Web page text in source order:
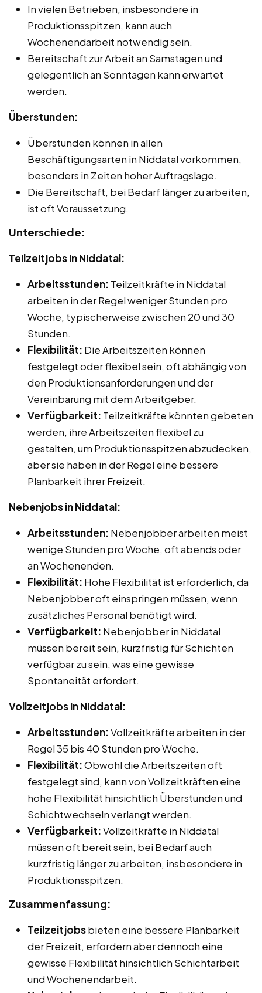
In vielen Betrieben, insbesondere in
Produktionsspitzen, kann auch
Wochenendarbeit notwendig sein.
Bereitschaft zur Arbeit an Samstagen und
gelegentlich an Sonntagen kann erwartet
werden.
Überstunden:
Überstunden können in allen
Beschäftigungsarten in Niddatal vorkommen,
besonders in Zeiten hoher Auftragslage.
Die Bereitschaft, bei Bedarf länger zu arbeiten,
ist oft Voraussetzung.
Unterschiede:
Teilzeitjobs in Niddatal:
Arbeitsstunden: Teilzeitkräfte in Niddatal
arbeiten in der Regel weniger Stunden pro
Woche, typischerweise zwischen 20 und 30
Stunden.
Flexibilität: Die Arbeitszeiten können
festgelegt oder flexibel sein, oft abhängig von
den Produktionsanforderungen und der
Vereinbarung mit dem Arbeitgeber.
Verfügbarkeit: Teilzeitkräfte könnten gebeten
werden, ihre Arbeitszeiten flexibel zu
gestalten, um Produktionsspitzen abzudecken,
aber sie haben in der Regel eine bessere
Planbarkeit ihrer Freizeit.
Nebenjobs in Niddatal:
Arbeitsstunden: Nebenjobber arbeiten meist
wenige Stunden pro Woche, oft abends oder
an Wochenenden.
Flexibilität: Hohe Flexibilität ist erforderlich, da
Nebenjobber oft einspringen müssen, wenn
zusätzliches Personal benötigt wird.
Verfügbarkeit: Nebenjobber in Niddatal
müssen bereit sein, kurzfristig für Schichten
verfügbar zu sein, was eine gewisse
Spontaneität erfordert.
Vollzeitjobs in Niddatal:
Arbeitsstunden:Vollzeitkräfte arbeiten in der
Regel 35 bis 40 Stunden pro Woche.
Flexibilität:Obwohl die Arbeitszeiten oft
festgelegt sind, kann von Vollzeitkräften eine
hohe Flexibilität hinsichtlich Überstunden und
Schichtwechseln verlangt werden.
Verfügbarkeit:Vollzeitkräfte in Niddatal
müssen oft bereit sein, bei Bedarf auch
kurzfristig länger zu arbeiten, insbesondere in
Produktionsspitzen.
Zusammenfassung:
Teilzeitjobsbieten eine bessere Planbarkeit
der Freizeit, erfordern aber dennoch eine
gewisse Flexibilität hinsichtlich Schichtarbeit
und Wochenendarbeit.